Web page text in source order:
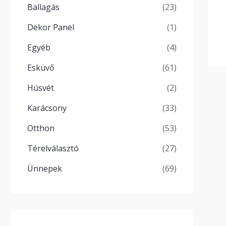
Ballagás
(23)
Dekor Panel
(1)
Egyéb
(4)
Esküvő
(61)
Húsvét
(2)
Karácsony
(33)
Otthon
(53)
Térelválasztó
(27)
Ünnepek
(69)